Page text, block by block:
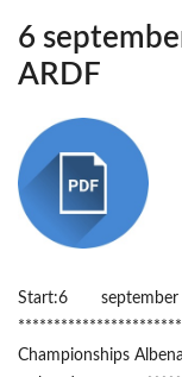
6
ARDF
Start:6
Championships